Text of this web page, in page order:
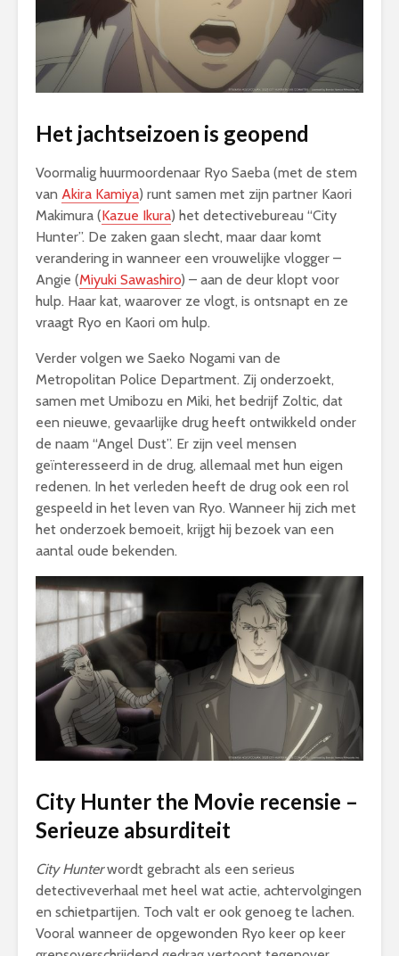
Het jachtseizoen is geopend
Voormalig huurmoordenaar Ryo Saeba (met de stem
van Akira Kamiya) runt samen met zijn partner Kaori
Makimura (Kazue Ikura) het detectivebureau “City
Hunter”. De zaken gaan slecht, maar daar komt
verandering in wanneer een vrouwelijke vlogger –
Angie (Miyuki Sawashiro) – aan de deur klopt voor
hulp. Haar kat, waarover ze vlogt, is ontsnapt en ze
vraagt Ryo en Kaori om hulp.
Verder volgen we Saeko Nogami van de
Metropolitan Police Department. Zij onderzoekt,
samen met Umibozu en Miki, het bedrijf Zoltic, dat
een nieuwe, gevaarlijke drug heeft ontwikkeld onder
de naam “Angel Dust”. Er zijn veel mensen
geïnteresseerd in de drug, allemaal met hun eigen
redenen. In het verleden heeft de drug ook een rol
gespeeld in het leven van Ryo. Wanneer hij zich met
het onderzoek bemoeit, krijgt hij bezoek van een
aantal oude bekenden.
City Hunter the Movie recensie –
Serieuze absurditeit
City Hunterwordt gebracht als een serieus
detectiveverhaal met heel wat actie, achtervolgingen
en schietpartijen. Toch valt er ook genoeg te lachen.
Vooral wanneer de opgewonden Ryo keer op keer